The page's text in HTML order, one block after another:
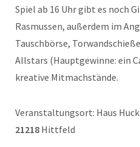
Spiel ab 16 Uhr gibt es noch
Rasmussen, außerdem im
Tauschbörse,
Allstars (Hauptgewinne: ein
kreative Mitmachstände.
Veranstaltungsort: Haus
21218 Hittfeld